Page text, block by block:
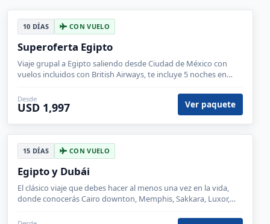
10 DÍAS CON VUELO
Superoferta Egipto
Viaje grupal a Egipto saliendo desde Ciudad de México con
vuelos incluidos con British Airways, te incluye 5 noches en
Desde
USD 1,997 Ver paquete
15 DÍAS CON VUELO
Egipto y Dubái
El clásico viaje que debes hacer al menos una vez en la vida,
donde conocerás Cairo downton, Memphis, Sakkara, Luxor,